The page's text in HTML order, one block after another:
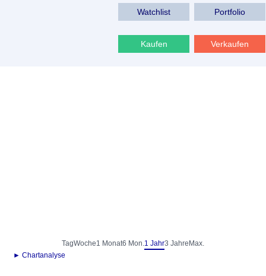
Watchlist Portfolio
Kaufen Verkaufen
TagWoche1 Monat6 Mon.1 Jahr3 Jahre Max.
► Chartanalyse